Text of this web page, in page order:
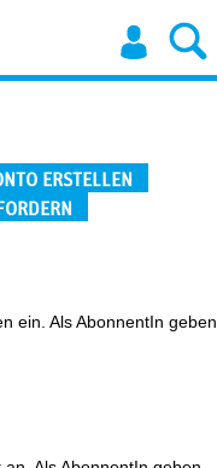
ERSTELLEN
ein. Als AbonnentIn geben